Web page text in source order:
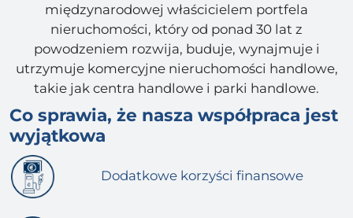
międzynarodowej właścicielem portfela
nieruchomości, który od ponad 30 lat z
powodzeniem rozwija, buduje, wynajmuje i
utrzymuje komercyjne nieruchomości handlowe,
takie jak centra handlowe i parki handlowe.
Co sprawia, że nasza współpraca jest
wyjątkowa
Dodatkowe korzyści finansowe